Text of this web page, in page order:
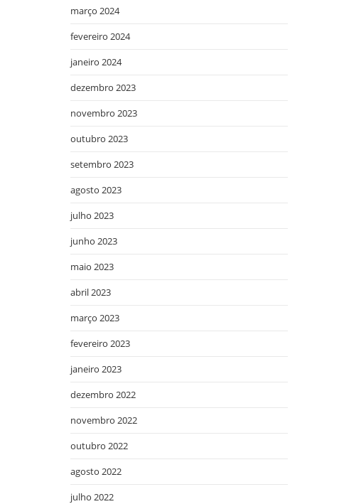
março 2024
fevereiro 2024
janeiro 2024
dezembro 2023
novembro 2023
outubro 2023
setembro 2023
agosto 2023
julho 2023
junho 2023
maio 2023
abril 2023
março 2023
fevereiro 2023
janeiro 2023
dezembro 2022
novembro 2022
outubro 2022
agosto 2022
julho 2022